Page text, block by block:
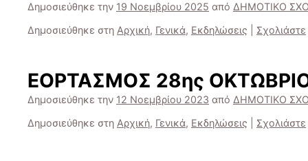
Δημοσιεύθηκε την 19 Νοεμβρίου 2025 από ΔΗΜΟΤΙΚΟ
Δημοσιεύθηκε στη Αρχική, Γενικά, Εκδηλώσεις Σχολιάστε
ΕΟΡΤΑΣΜΟΣ 28ης
Δημοσιεύθηκε την 12 Νοεμβρίου 2023 από ΔΗΜΟΤΙΚΟ
Δημοσιεύθηκε στη Αρχική, Γενικά, Εκδηλώσεις Σχολιάστε